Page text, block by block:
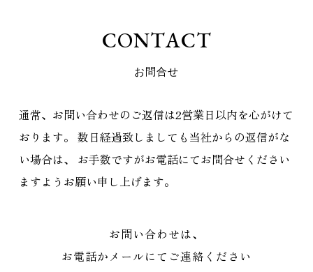
CONTACT
お問合せ
通常、お問い合わせのご返信は2営業日以内を心がけて
おります。 数日経過致しましても当社からの返信がな
い場合は、
お手数ですがお電話にてお問合せください
ますようお願い申し上げます。
お問い合わせは、
お電話かメールにてご連絡ください